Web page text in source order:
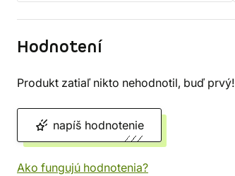
Hodnotení
Produkt zatiaľ nikto nehodnotil, buď prvý!
napíš hodnotenie
Ako fungujú hodnotenia?